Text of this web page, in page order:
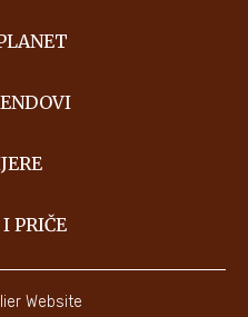
PRIČE
Website